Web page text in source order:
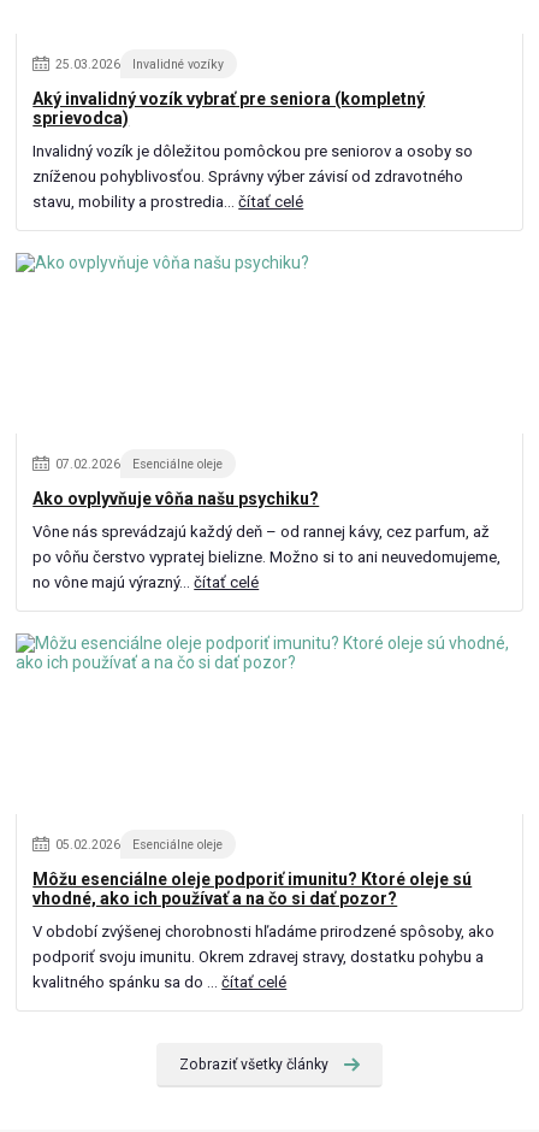
25.03.2026 Invalidné vozíky
Aký invalidný vozík vybrať pre seniora (kompletný
sprievodca)
Invalidný vozík je dôležitou pomôckou pre seniorov a osoby so
zníženou pohyblivosťou. Správny výber závisí od zdravotného
stavu, mobility a prostredia...čítať celé
07.02.2026 Esenciálne oleje
Ako ovplyvňuje vôňa našu psychiku?
Vône nás sprevádzajú každý deň – od rannej kávy, cez parfum, až
po vôňu čerstvo vypratej bielizne. Možno si to ani neuvedomujeme,
no vône majú výrazný...čítať celé
05.02.2026 Esenciálne oleje
Môžu esenciálne oleje podporiť imunitu? Ktoré oleje sú
vhodné, ako ich používať a na čo si dať pozor?
V období zvýšenej chorobnosti hľadáme prirodzené spôsoby, ako
podporiť svoju imunitu. Okrem zdravej stravy, dostatku pohybu a
kvalitného spánku sa do ...čítať celé
Zobraziť všetky články